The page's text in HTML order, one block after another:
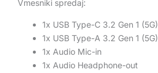
Vmesniki spredaj:
1x USB Type-C 3.2 Gen 1 (5G)
1x USB Type-A 3.2 Gen 1 (5G)
1x Audio Mic-in
1x Audio Headphone-out